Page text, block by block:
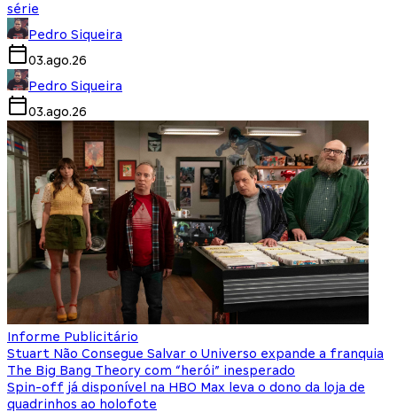
série
Pedro Siqueira
03.ago.26
Pedro Siqueira
03.ago.26
Informe Publicitário
Stuart Não Consegue Salvar o Universo expande a franquia
The Big Bang Theory com “herói” inesperado
Spin-off já disponível na HBO Max leva o dono da loja de
quadrinhos ao holofote